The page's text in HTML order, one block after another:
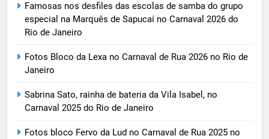
Famosas nos desfiles das escolas de samba do grupo
especial na Marquês de Sapucaí no Carnaval 2026 do
Rio de Janeiro
Fotos Bloco da Lexa no Carnaval de Rua 2026 no Rio de
Janeiro
Sabrina Sato, rainha de bateria da Vila Isabel, no
Carnaval 2025 do Rio de Janeiro
Fotos bloco Fervo da Lud no Carnaval de Rua 2025 no